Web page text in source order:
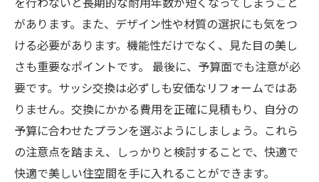
があります。また、デザイン性や材質の選択にも気をつ
ける必要があります。機能性だけでなく、見た目の美し
さも重要なポイントです。 最後に、予算面でも注意が必
要です。サッシ交換は必ずしも安価なリフォームではあ
りません。交換にかかる費用を正確に見積もり、自分の
予算に合わせたプランを選ぶようにしましょう。これら
の注意点を踏まえ、しっかりと検討することで、快適で
快適で美しい住空間を手に入れることができます。